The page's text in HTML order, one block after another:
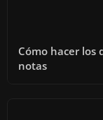
Cómo hacer los
notas